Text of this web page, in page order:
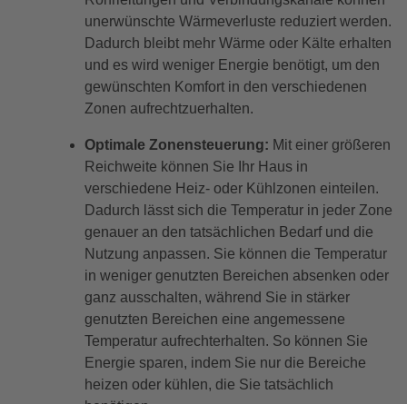
unerwünschte Wärmeverluste reduziert werden.
Dadurch bleibt mehr Wärme oder Kälte erhalten
und es wird weniger Energie benötigt, um den
gewünschten Komfort in den verschiedenen
Zonen aufrechtzuerhalten.
Optimale Zonensteuerung: Mit einer größeren
Reichweite können Sie Ihr Haus in
verschiedene Heiz- oder Kühlzonen einteilen.
Dadurch lässt sich die Temperatur in jeder Zone
genauer an den tatsächlichen Bedarf und die
Nutzung anpassen. Sie können die Temperatur
in weniger genutzten Bereichen absenken oder
ganz ausschalten, während Sie in stärker
genutzten Bereichen eine angemessene
Temperatur aufrechterhalten. So können Sie
Energie sparen, indem Sie nur die Bereiche
heizen oder kühlen, die Sie tatsächlich